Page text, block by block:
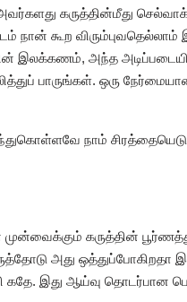
கருத்தின்மீது
நான் கூற
இலக்கணம், அந்த
பாருங்கள். ஒரு
நாம்
முன்வைக்கும் கருத்தின்
அது ஒத்துப்போகிறதா
கதே. இது ஆய்வு தொடர்பான